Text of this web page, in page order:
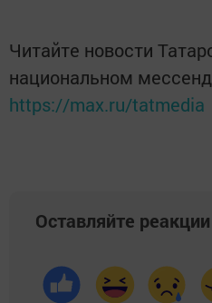
Читайте новости
национальном
https://max.ru/tatmedia
Оставляйте реакции